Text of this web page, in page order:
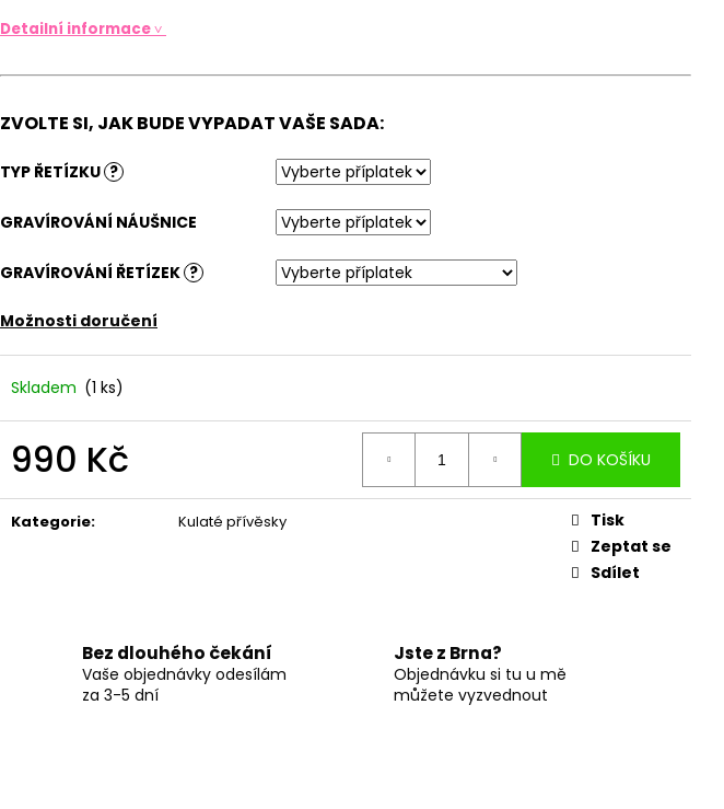
Detailní informace ˅
ZVOLTE SI, JAK BUDE VYPADAT VAŠE SADA:
TYP ŘETÍZKU ?
GRAVÍROVÁNÍ NÁUŠNICE
GRAVÍROVÁNÍ ŘETÍZEK ?
Možnosti doručení
Skladem (1 ks)
990 Kč DO KOŠÍKU
Kategorie: Kulaté přívěsky
Tisk
Zeptat se
Sdílet
Bez dlouhého čekání
Vaše objednávky odesílám
za 3-5 dní
Jste z Brna?
Objednávku si tu u mě
můžete vyzvednout